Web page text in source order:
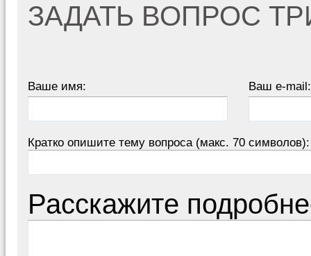
ЗАДАТЬ ВОПРОС
Ваше имя: Ваш e-mail:
Кратко опишите тему вопроса (макс. 70 символов):
Расскажите